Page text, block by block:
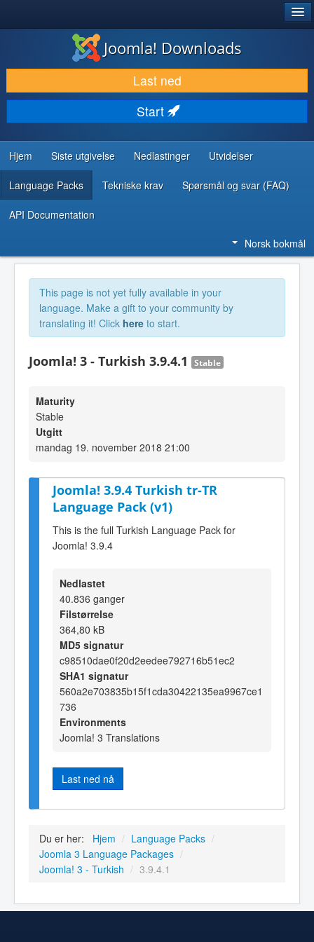
LAST NED & UTVID
OPPDAG & LÆR
SAMFUNN & BRUKERSTØTTE
UTVIKLINGSRESSURSER
Joomla! Downloads
Last ned
Start
Hjem Siste utgivelse Nedlastinger Utvidelser
Language Packs Tekniske krav Spørsmål og svar (FAQ)
API Documentation
Norsk bokmål
This page is not yet fully available in your
language. Make a gift to your community by
translating it! Click here to start.
Joomla! 3 - Turkish 3.9.4.1 Stable
Maturity
Stable
Utgitt
mandag 19. november 2018 21:00
Joomla! 3.9.4 Turkish tr-TR
Language Pack (v1)
This is the full Turkish Language Pack for
Joomla! 3.9.4
Nedlastet
40.836 ganger
Filstørrelse
364,80 kB
MD5 signatur
c98510dae0f20d2eedee792716b51ec2
SHA1 signatur
560a2e703835b15f1cda30422135ea9967ce1
736
Environments
Joomla! 3 Translations
Last ned nå
Du er her: Hjem / Language Packs /
Joomla 3 Language Packages /
Joomla! 3 - Turkish / 3.9.4.1